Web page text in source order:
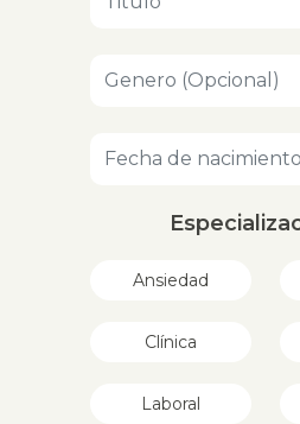
Ansiedad
Clínica
Laboral